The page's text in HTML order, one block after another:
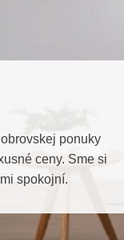
ponuky
ceny. Sme si
spokojní.